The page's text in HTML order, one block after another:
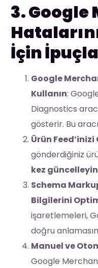
3.
İçin
Google
Kullanın:
Diagnostics
gösterir. Bu
Ürün
gönderdiğiniz
kez güncelleyin
Schema
Bilgilerini
işaretlemeleri,
doğru
Manuel ve
Google